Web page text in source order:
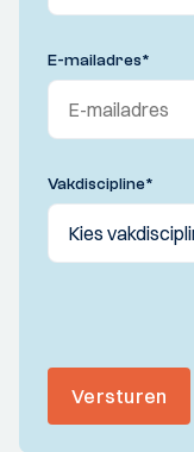
E-mailadres*
Vakdiscipline*
Versturen